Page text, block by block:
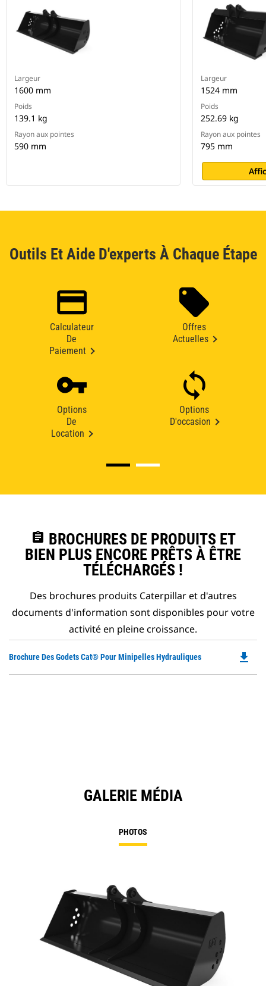
Largeur
1600 mm
Poids
139.1 kg
Rayon aux pointes
590 mm
Largeur
1524 mm
Poids
252.69 kg
Rayon aux pointes
795 mm
Outils Et Aide D'experts À Chaque Étape
Calculateur
De
Paiement
Offres
Actuelles
Options
De
Location
Options
D'occasion
assignment BROCHURES DE PRODUITS ET
BIEN PLUS ENCORE PRÊTS À ÊTRE
TÉLÉCHARGÉS !
Des brochures produits Caterpillar et d'autres
documents d'information sont disponibles pour votre
activité en pleine croissance.
Brochure Des Godets Cat® Pour Minipelles Hydrauliques file_download
GALERIE MÉDIA
PHOTOS